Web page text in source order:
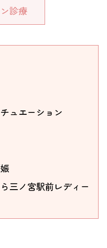
診療
ュエーション
三ノ宮駅前レディー